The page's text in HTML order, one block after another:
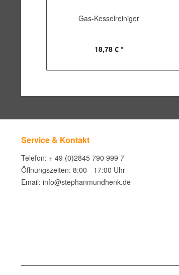
Gas-Kesselreiniger
18,78 € *
Service & Kontakt
Telefon: + 49 (0)2845 790 999 7
Öffnungszeiten: 8:00 - 17:00 Uhr
Email: info@stephanmundhenk.de